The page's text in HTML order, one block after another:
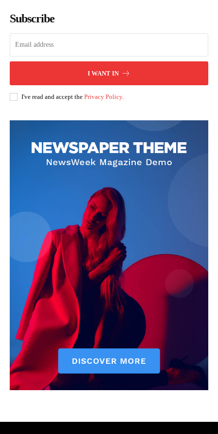
Subscribe
I WANT IN
I've read and accept the Privacy Policy.